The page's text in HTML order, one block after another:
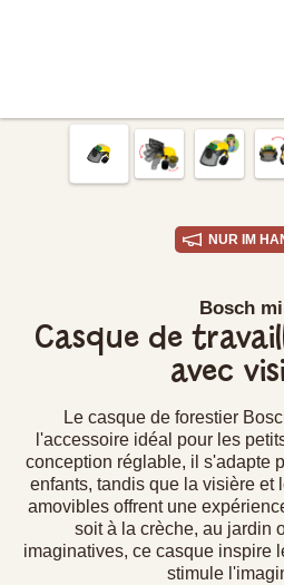
NUR IM
Bosch
Casque de
avec
Le casque de forestier
l'accessoire idéal pour les
conception réglable, il s'adapte
enfants, tandis que la visière et
amovibles offrent une
soit à la crèche, au jardin
imaginatives, ce casque inspire
stimule